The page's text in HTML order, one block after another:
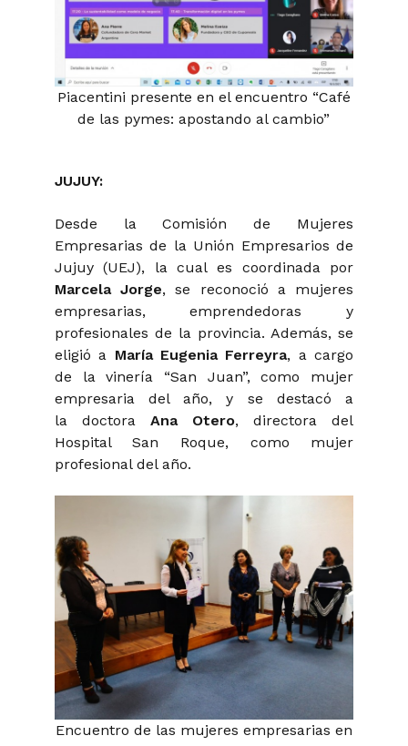
Piacentini presente en el encuentro “Café
de las pymes: apostando al cambio”
JUJUY:
Desde la Comisión de Mujeres
Empresarias de la Unión Empresarios de
Jujuy (UEJ), la cual es coordinada por
Marcela Jorge, se reconoció a mujeres
empresarias, emprendedoras y
profesionales de la provincia. Además, se
eligió a María Eugenia Ferreyra, a cargo
de la vinería “San Juan”, como mujer
empresaria del año, y se destacó a
la doctora Ana Otero, directora del
Hospital San Roque, como mujer
profesional del año.
Encuentro de las mujeres empresarias en